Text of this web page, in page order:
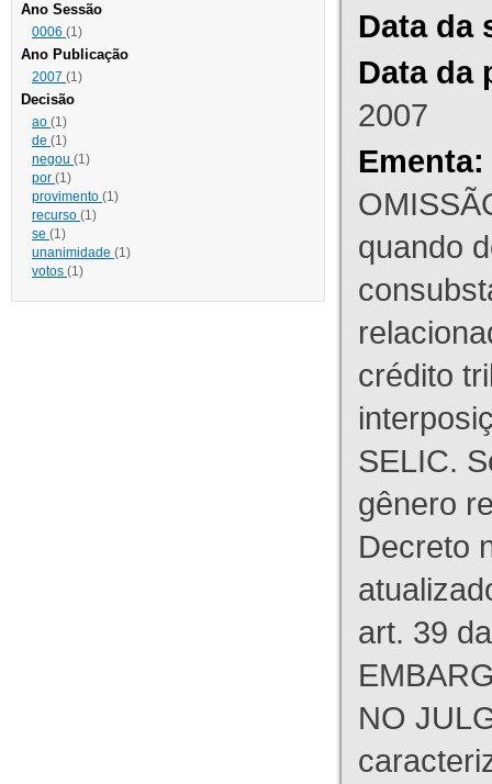
Ano Sessão
0006 (1)
Ano Publicação
2007 (1)
Decisão
ao (1)
de (1)
negou (1)
por (1)
provimento (1)
recurso (1)
se (1)
unanimidade (1)
votos (1)
Data da
Data da
2007
Ementa:
quando
crédito
SELIC.
gênero
Decreto
art. 39
NO